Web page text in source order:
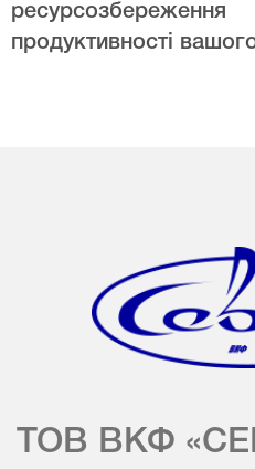
продуктивності
ТОВ ВКФ